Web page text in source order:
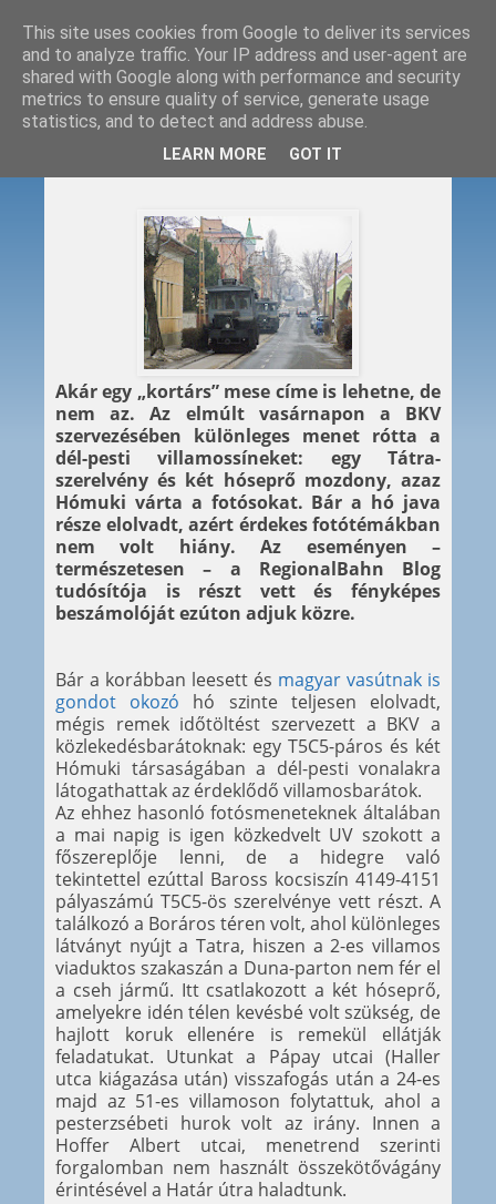
2012. 02. 20.
A Tátra és a Hómukik
Akár egy „kortárs” mese címe is lehetne, de
nem az. Az elmúlt vasárnapon a BKV
szervezésében különleges menet rótta a
dél-pesti villamossíneket: egy Tátra-
szerelvény és két hóseprő mozdony, azaz
Hómuki várta a fotósokat. Bár a hó java
része elolvadt, azért érdekes fotótémákban
nem volt hiány. Az eseményen –
természetesen – a RegionalBahn Blog
tudósítója is részt vett és fényképes
beszámolóját ezúton adjuk közre.
Bár a korábban leesett és magyar vasútnak is
gondot okozó hó szinte teljesen elolvadt,
mégis remek időtöltést szervezett a BKV a
közlekedésbarátoknak: egy T5C5-páros és két
Hómuki társaságában a dél-pesti vonalakra
látogathattak az érdeklődő villamosbarátok.
Az ehhez hasonló fotósmeneteknek általában
a mai napig is igen közkedvelt UV szokott a
főszereplője lenni, de a hidegre való
tekintettel ezúttal Baross kocsiszín 4149-4151
pályaszámú T5C5-ös szerelvénye vett részt. A
találkozó a Boráros téren volt, ahol különleges
látványt nyújt a Tatra, hiszen a 2-es villamos
viaduktos szakaszán a Duna-parton nem fér el
a cseh jármű. Itt csatlakozott a két hóseprő,
amelyekre idén télen kevésbé volt szükség, de
hajlott koruk ellenére is remekül ellátják
feladatukat. Utunkat a Pápay utcai (Haller
utca kiágazása után) visszafogás után a 24-es
majd az 51-es villamoson folytattuk, ahol a
pesterzsébeti hurok volt az irány. Innen a
Hoffer Albert utcai, menetrend szerinti
forgalomban nem használt összekötővágány
érintésével a Határ útra haladtunk.
This site uses cookies from Google to deliver its services
and to analyze traffic. Your IP address and user-agent are
shared with Google along with performance and security
metrics to ensure quality of service, generate usage
statistics, and to detect and address abuse.
LEARN MORE GOT IT